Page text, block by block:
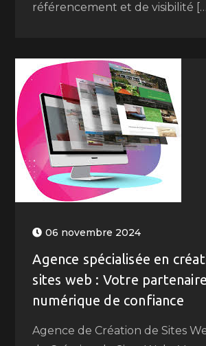
référencement et de visibilité
06 novembre 2024
Agence spécialisée en
sites web : Votre partenaire
numérique de confiance
Agence de Création de Sites